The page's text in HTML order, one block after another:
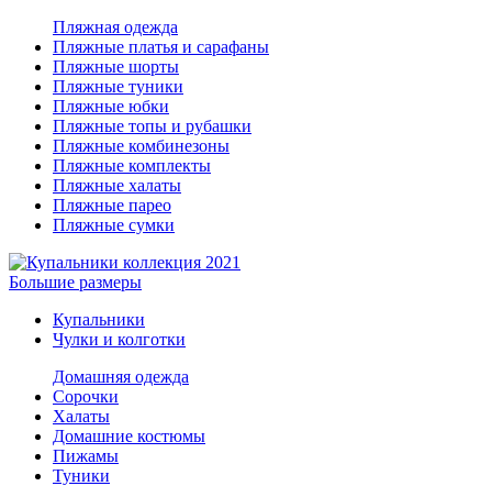
Пляжная одежда
Пляжные платья и сарафаны
Пляжные шорты
Пляжные туники
Пляжные юбки
Пляжные топы и рубашки
Пляжные комбинезоны
Пляжные комплекты
Пляжные халаты
Пляжные парео
Пляжные сумки
Большие размеры
Купальники
Чулки и колготки
Домашняя одежда
Сорочки
Халаты
Домашние костюмы
Пижамы
Туники